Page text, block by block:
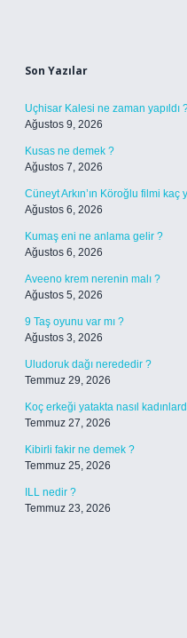
Son Yazılar
Uçhisar Kalesi ne zaman yapıldı
Ağustos 9, 2026
Kusas ne demek ?
Ağustos 7, 2026
Cüneyt Arkın’ın Köroğlu filmi kaç
Ağustos 6, 2026
Kumaş eni ne anlama gelir ?
Ağustos 6, 2026
Aveeno krem nerenin malı ?
Ağustos 5, 2026
9 Taş oyunu var mı ?
Ağustos 3, 2026
Uludoruk dağı nerededir ?
Temmuz 29, 2026
Koç erkeği yatakta nasıl
Temmuz 27, 2026
Kibirli fakir ne demek ?
Temmuz 25, 2026
ILL nedir ?
Temmuz 23, 2026